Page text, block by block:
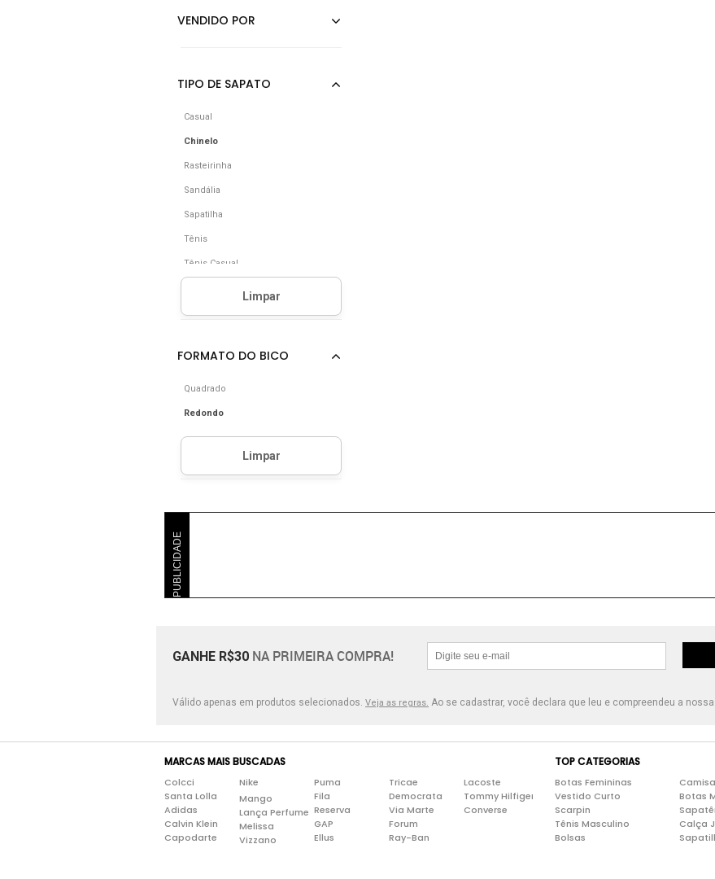
Casual
Chinelo
Rasteirinha
Sandália
Sapatilha
Tênis
Tênis Casual
Quadrado
Redondo
PUBLICIDADE
GANHE R$30 NA PRIMEIRA COMPRA!
Válido apenas em produtos selecionados. Veja as regras. Ao se cadastrar, você declara que leu e compreendeu a nossa
MARCAS MAIS BUSCADAS
Colcci
Santa Lolla
Adidas
Calvin Klein
Capodarte
Nike
Mango
Lança Perfume
Melissa
Vizzano
Puma
Fila
Reserva
GAP
Ellus
Tricae
Democrata
Via Marte
Forum
Ray-Ban
Lacoste
Tommy Hilfiger
Converse
TOP CATEGORIAS
Botas Femininas
Vestido Curto
Scarpin
Tênis Masculino
Bolsas
Botas
Calça